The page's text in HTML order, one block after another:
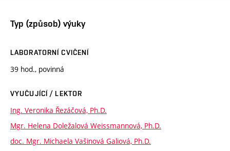
Typ (způsob) výuky
LABORATORNÍ CVIČENÍ
39 hod., povinná
VYUČUJÍCÍ / LEKTOR
Ing. Veronika Řezáčová, Ph.D.
Mgr. Helena Doležalová Weissmannová, Ph.D.
doc. Mgr. Michaela Vašinová Galiová, Ph.D.